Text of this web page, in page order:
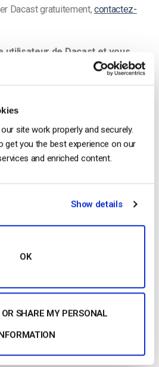
site work properly and securely.
get you the best experience on our
and enriched content.
Show details
OK
SHARE MY PERSONAL
Dacast gratuitement, contactez-
utilisateur de Dacast et vous
risque pendant 14 jours ?
Gratuitement
engagement and live streaming